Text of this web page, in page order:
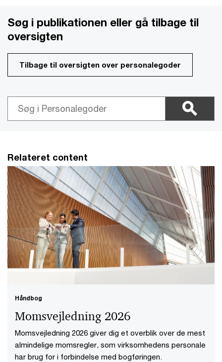
Søg i publikationen eller gå tilbage til
oversigten
Tilbage til oversigten over personalegoder
Relateret content
Håndbog
Momsvejledning 2026
Momsvejledning 2026 giver dig et overblik over de mest
almindelige momsregler, som virksomhedens personale
har brug for i forbindelse med bogføringen.